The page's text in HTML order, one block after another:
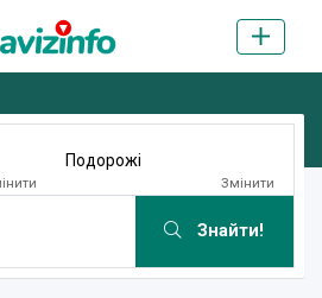
Подорожі
Змінити
Знайти!